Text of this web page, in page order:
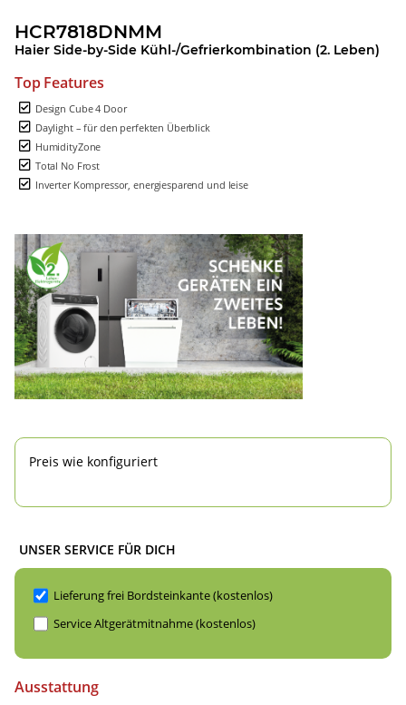
HCR7818DNMM
Haier Side-by-Side Kühl-/Gefrierkombination (2. Leben)
Top Features
Design Cube 4 Door
Daylight – für den perfekten Überblick
HumidityZone
Total No Frost
Inverter Kompressor, energiesparend und leise
Preis wie konfiguriert
UNSER SERVICE FÜR DICH
Lieferung frei Bordsteinkante (kostenlos)
Service Altgerätmitnahme (kostenlos)
Ausstattung